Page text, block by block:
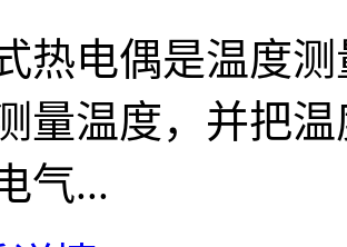
热电偶是温度
量温度，并把
气...